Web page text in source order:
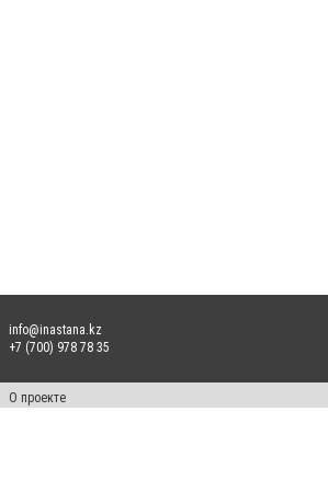
info@inastana.kz
+7 (700) 978 78 35
О проекте